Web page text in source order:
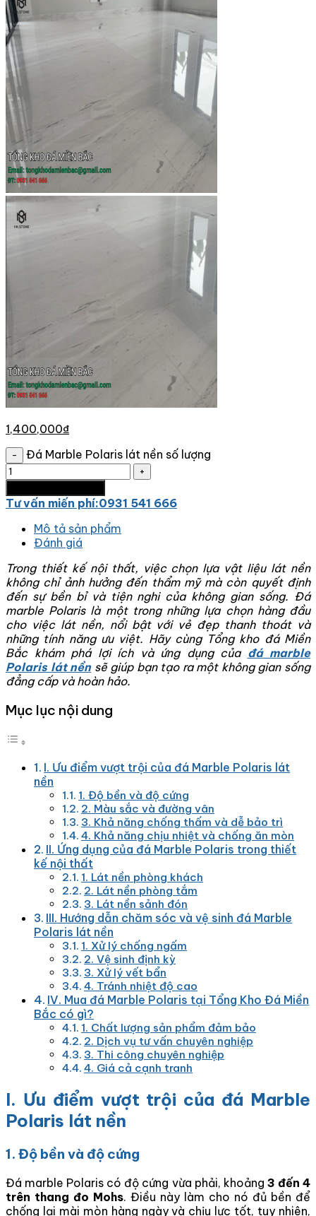
1,400,000₫
Đá Marble Polaris lát nền số lượng
Tư vấn miến phí:0931 541 666
Mô tả sản phẩm
Đánh giá
Trong thiết kế nội thất, việc chọn lựa vật liệu lát nền
không chỉ ảnh hưởng đến thẩm mỹ mà còn quyết định
đến sự bền bỉ và tiện nghi của không gian sống. Đá
marble Polaris là một trong những lựa chọn hàng đầu
cho việc lát nền, nổi bật với vẻ đẹp thanh thoát và
những tính năng ưu việt. Hãy cùng Tổng kho đá Miền
Bắc khám phá lợi ích và ứng dụng của đá marble
Polaris lát nềnsẽ giúp bạn tạo ra một không gian sống
đẳng cấp và hoàn hảo.
Mục lục nội dung
I. Ưu điểm vượt trội của đá Marble Polaris lát
nền
1. Độ bền và độ cứng
2. Màu sắc và đường vân
3. Khả năng chống thấm và dễ bảo trì
4. Khả năng chịu nhiệt và chống ăn mòn
II. Ứng dụng của đá Marble Polaris trong thiết
kế nội thất
1. Lát nền phòng khách
2. Lát nền phòng tắm
3. Lát nền sảnh đón
III. Hướng dẫn chăm sóc và vệ sinh đá Marble
Polaris lát nền
1. Xử lý chống ngấm
2. Vệ sinh định kỳ
3. Xử lý vết bẩn
4. Tránh nhiệt độ cao
IV. Mua đá Marble Polaris tại Tổng Kho Đá Miền
Bắc có gì?
1. Chất lượng sản phẩm đảm bảo
2. Dịch vụ tư vấn chuyên nghiệp
3. Thi công chuyên nghiệp
4. Giá cả cạnh tranh
I. Ưu điểm vượt trội của đá Marble
Polaris lát nền
1. Độ bền và độ cứng
Đá marble Polaris có độ cứng vừa phải, khoảng 3 đến 4
trên thang đo Mohs. Điều này làm cho nó đủ bền để
chống lại mài mòn hàng ngày và chịu lực tốt, tuy nhiên,